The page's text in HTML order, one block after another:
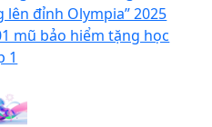
lên đỉnh Olympia” 2025
mũ bảo hiểm tặng học
1